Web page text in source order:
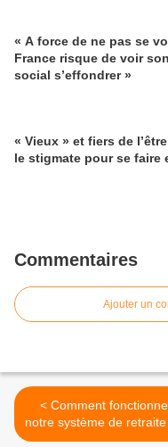
« A force de ne pas se
France risque de voir
social s’effondrer »
« Vieux » et fiers de
le stigmate pour se faire
Commentaires
Ajouter un
< Comment fonctionne
notre système de
par les Clés du Social